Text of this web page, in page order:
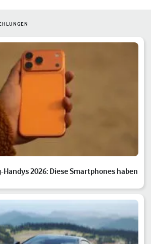
Handys 2026: Diese Smartphones haben